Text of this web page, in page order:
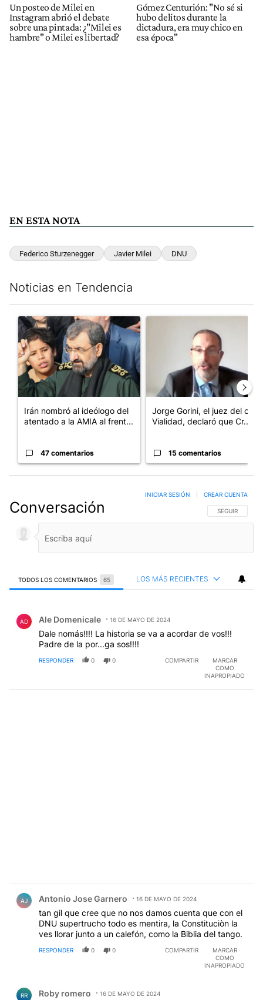
Un posteo de Milei en
Instagram abrió el debate
sobre una pintada: ¿"Milei es
hambre" o Milei es libertad?
Gómez Centurión: "No sé si
hubo delitos durante la
dictadura, era muy chico en
esa época"
EN ESTA NOTA
Federico Sturzenegger Javier Milei DNU
Noticias en Tendencia
Un artículo de tendencia con el título "Irán nombró al ideólogo
Irán nombró al ideólogo del
atentado a la AMIA al frent...
47 comentarios
Jorge Gorini, el juez del caso
Vialidad, declaró que Cr...
15 comentarios
Conversación SIGA ESTA
SEGUIR
INICIAR SESIÓN CREAR CUENTA
TODOS LOS COMENTARIOS 65 LOS MÁS RECIENTES
AD Ale Domenicale 16 DE MAYO DE 2024
Dale nomás!!!! La historia se va a acordar de vos!!!
Padre de la por...ga sos!!!!
RESPONDER 0 0 COMPARTIR
MARCAR
COMO
INAPROPIADO
AJ Antonio Jose Garnero 16 DE MAYO DE 2024
tan gil que cree que no nos damos cuenta que con el
DNU supertrucho todo es mentira, la Constituciòn la
ves llorar junto a un calefón, como la Biblia del tango.
RESPONDER 0 0 COMPARTIR
MARCAR
COMO
INAPROPIADO
RR Roby romero 16 DE MAYO DE 2024